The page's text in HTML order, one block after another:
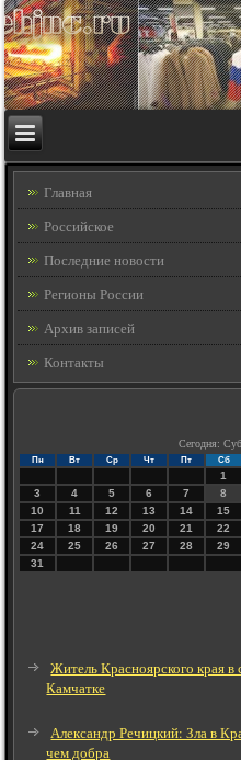
Главная
Российское
Последние новости
Регионы России
Архив записей
Контакты
Сегодня:
Пн Вт Ср Чт Пт Сб
1
3
4 5 6 7 8
10
11 12 13 14 15
17
18 19 20 21 22
24
25 26 27 28 29
31
Житель Красноярского края в
Камчатке
Александр Речицкий: Зла в
чем добра